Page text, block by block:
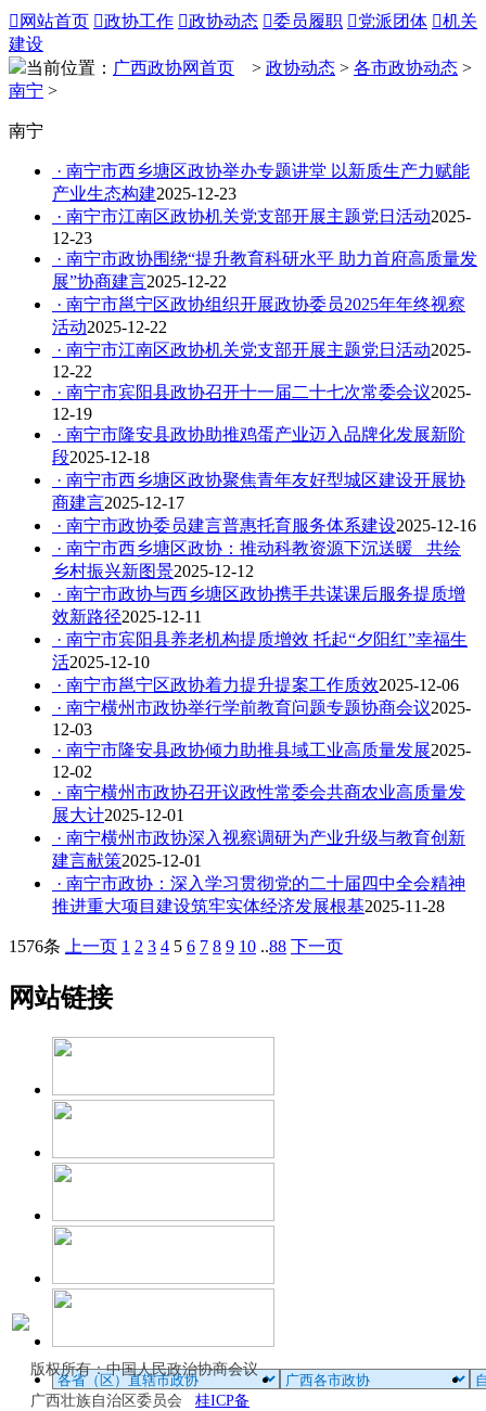
 网站首页 政协工作 政协动态 委员履职 党派团体 机关
建设
当前位置： 广西政协网首页 > 政协动态 > 各市政协动态 >
南宁 >
南宁
· 南宁市西乡塘区政协举办专题讲堂 以新质生产力赋能
产业生态构建2025-12-23
· 南宁市江南区政协机关党支部开展主题党日活动2025-
12-23
· 南宁市政协围绕“提升教育科研水平 助力首府高质量发
展”协商建言2025-12-22
· 南宁市邕宁区政协组织开展政协委员2025年年终视察
活动2025-12-22
· 南宁市江南区政协机关党支部开展主题党日活动2025-
12-22
· 南宁市宾阳县政协召开十一届二十七次常委会议2025-
12-19
· 南宁市隆安县政协助推鸡蛋产业迈入品牌化发展新阶
段2025-12-18
· 南宁市西乡塘区政协聚焦青年友好型城区建设开展协
商建言2025-12-17
· 南宁市政协委员建言普惠托育服务体系建设2025-12-16
· 南宁市西乡塘区政协：推动科教资源下沉送暖 共绘
乡村振兴新图景2025-12-12
· 南宁市政协与西乡塘区政协携手共谋课后服务提质增
效新路径2025-12-11
· 南宁市宾阳县养老机构提质增效 托起“夕阳红”幸福生
活2025-12-10
· 南宁市邕宁区政协着力提升提案工作质效2025-12-06
· 南宁横州市政协举行学前教育问题专题协商会议2025-
12-03
· 南宁市隆安县政协倾力助推县域工业高质量发展2025-
12-02
· 南宁横州市政协召开议政性常委会共商农业高质量发
展大计2025-12-01
· 南宁横州市政协深入视察调研为产业升级与教育创新
建言献策2025-12-01
· 南宁市政协：深入学习贯彻党的二十届四中全会精神
推进重大项目建设筑牢实体经济发展根基2025-11-28
1576条 上一页 1 2 3 4 5 6 7 8 9 10 ..88 下一页
网站链接
版权所有：中国人民政治协商会议
广西壮族自治区委员会 桂ICP备